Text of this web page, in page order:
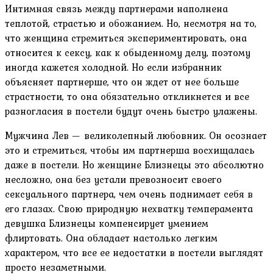
Интимная связь между партнерами наполнена
теплотой, страстью и обожанием. Но, несмотря на то,
что женщина стремиться экспериментировать, она
относится к сексу, как к обыденному делу, поэтому
иногда кажется холодной. Но если избранник
объясняет партнерше, что он ждет от нее больше
страстности, то она обязательно откликнется и все
разногласия в постели будут очень быстро улажены.
Мужчина Лев — великолепный любовник. Он осознает
это и стремиться, чтобы им партнерша восхищалась
даже в постели. Но женщине Близнецы это абсолютно
несложно, она без устали превозносит своего
сексуального партнера, чем очень поднимает себя в
его глазах. Свою природную нехватку темперамента
девушка Близнецы компенсирует умением
флиртовать. Она обладает настолько легким
характером, что все ее недостатки в постели выглядят
просто незаметными.